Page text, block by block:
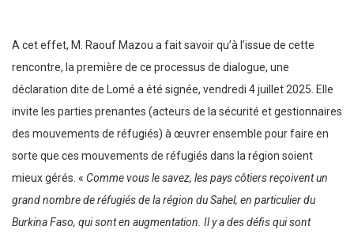
A cet effet, M. Raouf Mazou a fait savoir qu’à l’issue de cette
rencontre, la première de ce processus de dialogue, une
déclaration dite de Lomé a été signée, vendredi 4 juillet 2025. Elle
invite les parties prenantes (acteurs de la sécurité et gestionnaires
des mouvements de réfugiés) à œuvrer ensemble pour faire en
sorte que ces mouvements de réfugiés dans la région soient
mieux gérés. « Comme vous le savez, les pays côtiers reçoivent un
grand nombre de réfugiés de la région du Sahel, en particulier du
Burkina Faso, qui sont en augmentation. Il y a des défis qui sont